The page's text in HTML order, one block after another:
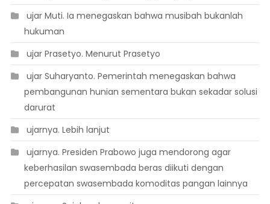
 ujar Muti. Ia menegaskan bahwa musibah bukanlah
hukuman
 ujar Prasetyo. Menurut Prasetyo
 ujar Suharyanto. Pemerintah menegaskan bahwa
pembangunan hunian sementara bukan sekadar solusi
darurat
 ujarnya. Lebih lanjut
 ujarnya. Presiden Prabowo juga mendorong agar
keberhasilan swasembada beras diikuti dengan
percepatan swasembada komoditas pangan lainnya